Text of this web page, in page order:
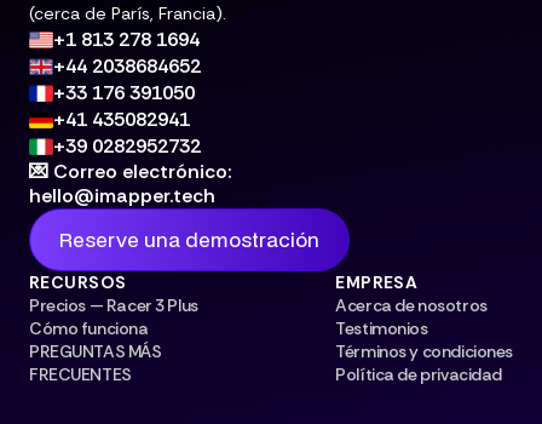
(cerca de París, Francia).
+1 813 278 1694
+44 2038684652
+33 176 391050
+41 435082941
+39 0282952732
💌 Correo electrónico:
hello@imapper.tech
Reserve una demostración
RECURSOS
Precios — Racer 3 Plus
Cómo funciona
PREGUNTAS MÁS
FRECUENTES
EMPRESA
Acerca de nosotros
Testimonios
Términos y condiciones
Política de privacidad